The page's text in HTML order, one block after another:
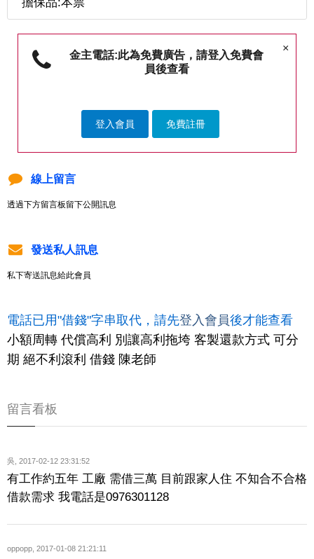
×
金主電話:此為免費廣告，請登入免費會
員後查看
登入會員 免費註冊
線上留言
透過下方留言板留下公開訊息
發送私人訊息
私下寄送訊息給此會員
電話已用"借錢"字串取代，請先登入會員後才能查看
小額周轉 代償高利 別讓高利拖垮 客製還款方式 可分
期 絕不利滾利 借錢 陳老師
留言看板
吳 2017-02-12 23:31:52
有工作約五年 工廠 需借三萬 目前跟家人住 不知合不合格
借款需求 我電話是0976301128
oppopp 2017-01-08 21:21:11